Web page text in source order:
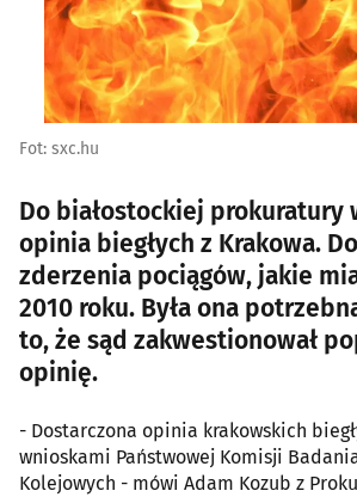
Fot: sxc.hu
Do białostockiej prokuratury
opinia biegłych z Krakowa.
zderzenia pociągów, jakie
2010 roku. Była ona
to, że sąd zakwestionował
opinię.
- Dostarczona opinia krakowskich
wnioskami Państwowej Komisji
Kolejowych - mówi Adam Kozub z